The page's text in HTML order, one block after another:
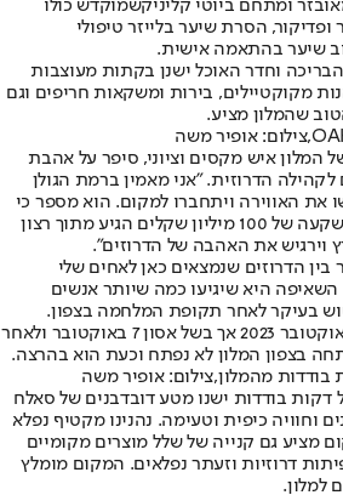
ומתחם ביוטי קליניקשמוקדש כולו
ופדיקור, הסרת שיער בלייזר טיפולי
שיער בהתאמה אישית.
וחדר האוכל ישנן בקתות מעוצבות
מקוקטיילים, בירות ומשקאות חריפים וגם
שהמלון מציע.
המלון איש מקסים וציוני, סיפר על אהבת
הדרוזית. "אני מאמין ברמת הגולן
את האווירה ויתחברו למקום. הוא מספר כי
הרעיון לבנות את המלון בהשקעה של 100 מיליון שקלים הגיע מתוך רצון
וירגיש את האהבה של הדרוזים".
הדרוזים שנמצאים כאן לאחים שלי
השאיפה היא שיגיעו כמה שיותר אנשים
בעיקר לאחר תקופת המלחמה בצפון.
המלון היה אמור להיפתח באוקטובר 2023 אך בשל אסון 7 באוקטובר ולאחר
בצפון המלון לא נפתח וכעת הוא בהרצה.
מהמלון,צילום: אופיר משה
דקות בודדות ישנו מטע דובדבנים של סאלח
וחוויה כיפית וטעימה. נהנינו מקטיף נפלא
מציע גם קנייה של שלל מוצרים מקומיים
דרוזיות וזעתר נפלאים. המקום מומלץ
למלון.